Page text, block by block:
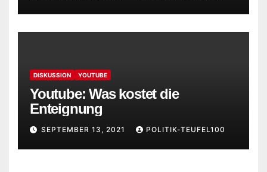
DISKUSSION YOUTUBE
Youtube: Was kostet die
Enteignung
SEPTEMBER 13, 2021 POLITIK-TEUFEL100